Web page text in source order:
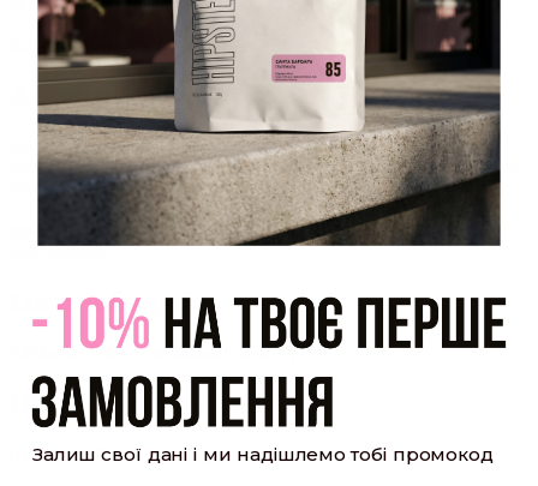
Закрити
Акаунт створено
Ви зареєструвалися на сайті Hipster.coffeeroasters і вже
можете користуватися особистим кабінетом, щоб отримувати
знижки та відстежувати історію замовлень!
мій профіль
Оптовий прайс
[cf7form cf7key="wholesale-popup"]
Обсмажування кави
[cf7form cf7key="roasting-popup"]
Залиш свої дані і ми надішлемо тобі промокод